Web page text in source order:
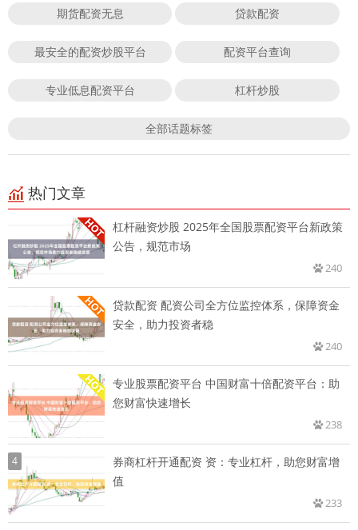
期货配资无息 贷款配资
最安全的配资炒股平台 配资平台查询
专业低息配资平台 杠杆炒股
全部话题标签
热门文章
杠杆融资炒股 2025年全国股票配资平台新政策
公告，规范市场
240
贷款配资 配资公司全方位监控体系，保障资金
安全，助力投资者稳
240
专业股票配资平台 中国财富十倍配资平台：助
您财富快速增长
238
4
券商杠杆开通配资 资：专业杠杆，助您财富增
值
233